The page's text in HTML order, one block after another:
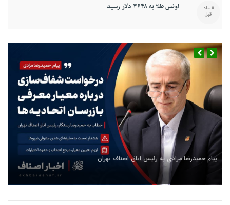
اونس طلا به ۳۶۴۸ دلار رسید 11 ماه
قبل
پیام تبریک دکتر علی توسطی به مناسبت روز خبرنگار